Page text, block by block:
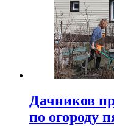
Дачников
по огороду